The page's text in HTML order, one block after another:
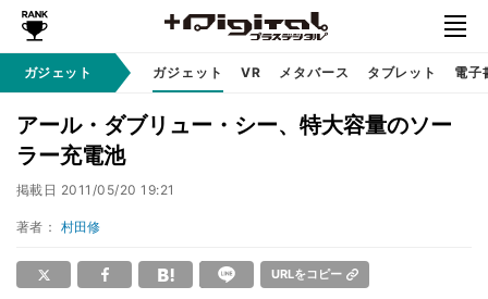
ガジェット ガジェット VR メタバース タブレット 電子
アール・ダブリュー・シー、特大容量のソー
ラー充電池
掲載日 2011/05/20 19:21
著者： 村田修
URLをコピー